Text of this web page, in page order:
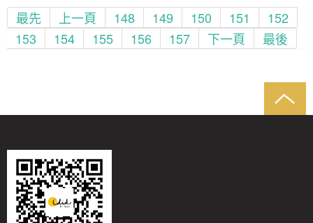
最先
上一頁 148 149 150 151
152
153
154 155 156 157 下一頁 最後